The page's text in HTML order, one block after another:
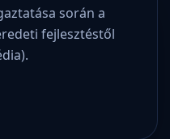
során a
fejlesztéstől